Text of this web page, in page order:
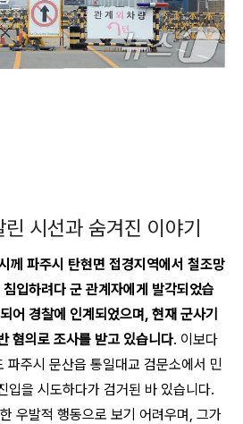
시선과 숨겨진 이야기
께 파주시 탄현면 접경지역에서 철조망
입하려다 군 관계자에게 발각되었습
어 경찰에 인계되었으며, 현재 군사기
혐의로 조사를 받고 있습니다. 이보다
파주시 문산읍 통일대교 검문소에서 민
입을 시도하다가 검거된 바 있습니다.
우발적 행동으로 보기 어려우며, 그가